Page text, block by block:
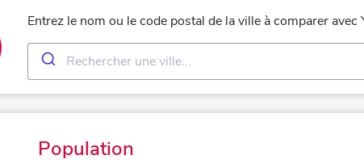
Entrez le nom ou le code postal de la ville à comparer avec
Population